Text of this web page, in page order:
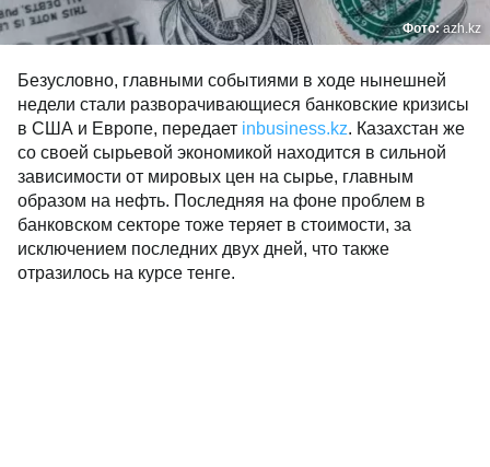
Фото:
Безусловно, главными событиями в ходе нынешней
недели стали разворачивающиеся банковские
кризисы в США и Европе, передаетinbusiness.kz
Казахстан же со своей сырьевой экономикой
находится в сильной зависимости от мировых цен
на сырье, главным образом на нефть. Последняя на
фоне проблем в банковском секторе тоже теряет в